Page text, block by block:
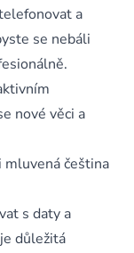
a
se nebáli
nové věci a
mluvená čeština
s daty a
důležitá